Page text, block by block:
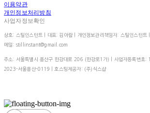
이용약관
개인정보처리방침
사업자정보확인
상호: 스틸인스턴트 | 대표: 김아람 | 개인정보관리책임자: 스틸인스턴
메일: stillinstant@gmail.com
주소: 서울특별시 용산구 한강대로 206 (한강로1가) | 사업자등록번호:
2023-서울용산-0119 | 호스팅제공자: (주)식스샵